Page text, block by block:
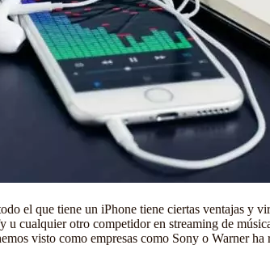
el que tiene un iPhone tiene ciertas ventajas y
cualquier otro competidor en streaming de
visto como empresas como Sony o Warner